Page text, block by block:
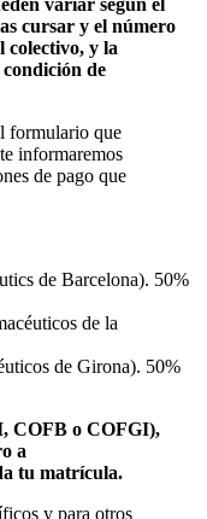
variar según el
cursar y el número
colectivo, y la
de
formulario que
informaremos
de pago que
de Barcelona). 50%
de la
de Girona). 50%
COFB o COFGI),
a
tu matrícula.
y para otros